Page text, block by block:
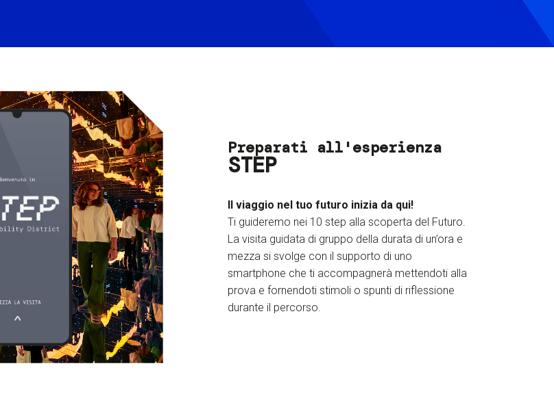
Preparati all'esperienza
STEP
Il viaggio nel tuo futuro inizia da qui!
Ti guideremo nei 10 step alla scoperta del Futuro.
La visita guidata di gruppo della durata di un’ora e
mezza si svolge con il supporto di uno
smartphone che ti accompagnerà mettendoti alla
prova e fornendoti stimoli o spunti di riflessione
durante il percorso.